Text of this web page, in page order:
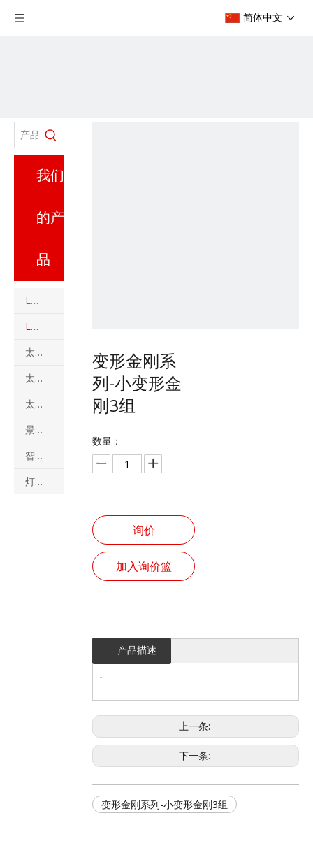
简体中文
首页 / LED灯具 / 变形金刚系列-小变形金刚3组
我们
的产
品
LED模组
LED灯具
太阳能电池板和发电站
太阳能路灯
太阳能路灯（太阳能风和太阳能混合路灯）
景观灯
智慧杆和多功能组合杆
灯杆
变形金刚系
列-小变形金
刚3组
数量：
询价
加入询价篮
产品描述
上一条:
下一条:
变形金刚系列-小变形金刚3组